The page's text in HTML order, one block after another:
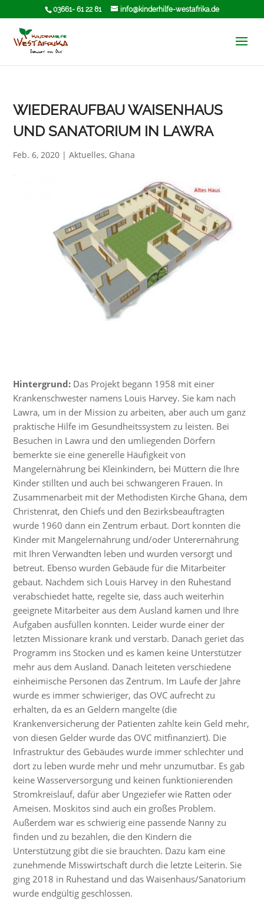
03661- 61 22 81 info@kinderhilfe-westafrika.de
WIEDERAUFBAU WAISENHAUS
UND SANATORIUM IN LAWRA
Feb. 6, 2020 |Aktuelles, Ghana
Hintergrund: Das Projekt begann 1958 mit einer
Krankenschwester namens Louis Harvey. Sie kam nach
Lawra, um in der Mission zu arbeiten, aber auch um ganz
praktische Hilfe im Gesundheitssystem zu leisten. Bei
Besuchen in Lawra und den umliegenden Dörfern
bemerkte sie eine generelle Häufigkeit von
Mangelernährung bei Kleinkindern, bei Müttern die Ihre
Kinder stillten und auch bei schwangeren Frauen. In
Zusammenarbeit mit der Methodisten Kirche Ghana, dem
Christenrat, den Chiefs und den Bezirksbeauftragten
wurde 1960 dann ein Zentrum erbaut. Dort konnten die
Kinder mit Mangelernährung und/oder Unterernährung
mit Ihren Verwandten leben und wurden versorgt und
betreut. Ebenso wurden Gebäude für die Mitarbeiter
gebaut. Nachdem sich Louis Harvey in den Ruhestand
verabschiedet hatte, regelte sie, dass auch weiterhin
geeignete Mitarbeiter aus dem Ausland kamen und Ihre
Aufgaben ausfüllen konnten. Leider wurde einer der
letzten Missionare krank und verstarb. Danach geriet das
Programm ins Stocken und es kamen keine Unterstützer
mehr aus dem Ausland. Danach leiteten verschiedene
einheimische Personen das Zentrum. Im Laufe der Jahre
wurde es immer schwieriger, das OVC aufrecht zu
erhalten, da es an Geldern mangelte (die
Krankenversicherung der Patienten zahlte kein Geld mehr,
von diesen Gelder wurde das OVC mitfinanziert). Die
Infrastruktur des Gebäudes wurde immer schlechter und
dort zu leben wurde mehr und mehr unzumutbar. Es gab
keine Wasserversorgung und keinen funktionierenden
Stromkreislauf, dafür aber Ungeziefer wie Ratten oder
Ameisen. Moskitos sind auch ein großes Problem.
Außerdem war es schwierig eine passende Nanny zu
finden und zu bezahlen, die den Kindern die
Unterstützung gibt die sie brauchten. Dazu kam eine
zunehmende Misswirtschaft durch die letzte Leiterin. Sie
ging 2018 in Ruhestand und das Waisenhaus/Sanatorium
wurde endgültig geschlossen.